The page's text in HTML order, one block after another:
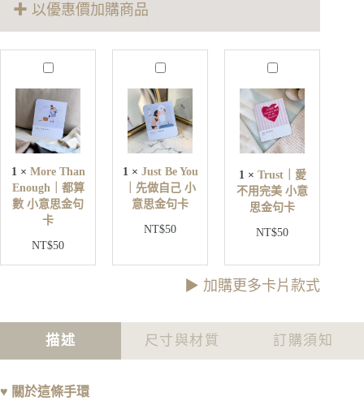
✚ 以優惠價加購商品
M
r
T
h
a
E
n
o
u
h
｜
小
意
金
句
1 × More Than
Enough｜都算
數 小意思金句
卡
NT$50
J
s
t
B
e
Y
u
｜
做
己
金
句
1 × Just Be You
｜先做自己 小
意思金句卡
NT$50
T
u
s
t
｜
不
用
完
美
思
金
1 × Trust｜愛
不用完美 小意
思金句卡
NT$50
▶︎ 加購更多卡片款式
描述 尺寸與材質 訂購須知
♥ 關於這條手環